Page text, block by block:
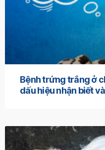
Bệnh trứng trắng ở
dấu hiệu nhận biết